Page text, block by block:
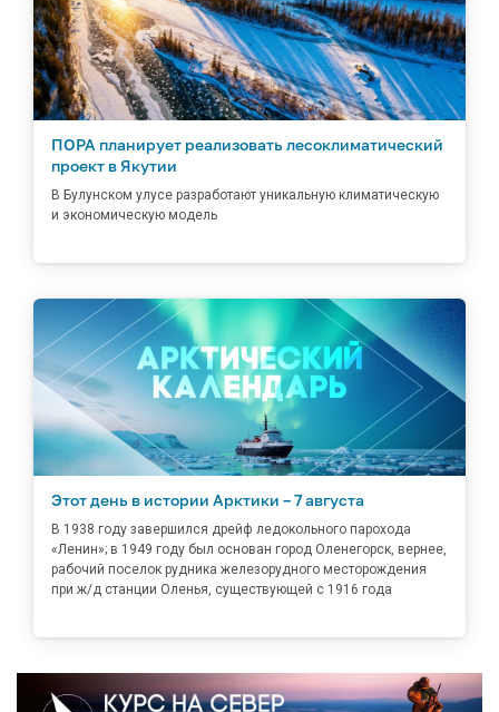
ПОРА планирует реализовать лесоклиматический
проект в Якутии
В Булунском улусе разработают уникальную климатическую
и экономическую модель
Этот день в истории Арктики – 7 августа
В 1938 году завершился дрейф ледокольного парохода
«Ленин»; в 1949 году был основан город Оленегорск, вернее,
рабочий поселок рудника железорудного месторождения
при ж/д станции Оленья, существующей с 1916 года